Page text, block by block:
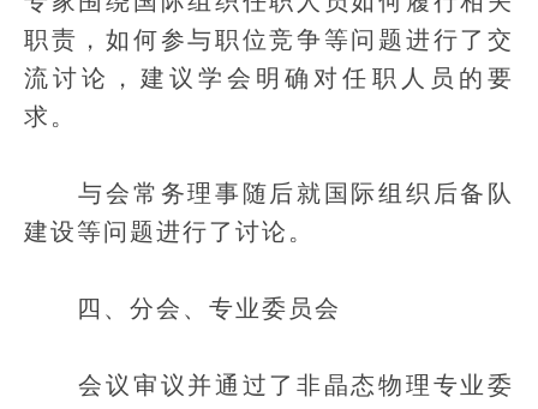
职责，如何参与职位竞争等问题进行了交
流讨论，建议学会明确对任职人员的要
求。
与会常务理事随后就国际组织后备队
建设等问题进行了讨论。
四、分会、专业委员会
会议审议并通过了非晶态物理专业委